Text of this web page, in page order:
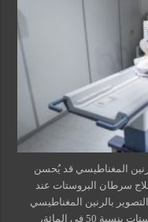
المغناطيسي قد يُحسن
سرطان البروستات عند
بالرنين المغناطيسي
يُقلل من معدلات فرط تشخيص سرطان البروستات بنسبة 50 في المائة،